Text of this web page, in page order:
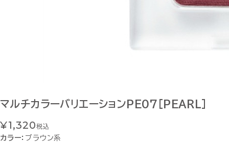
マルチカラーバリエーションPE07[PEARL]
¥1,320税込
カラー： ブラウン系